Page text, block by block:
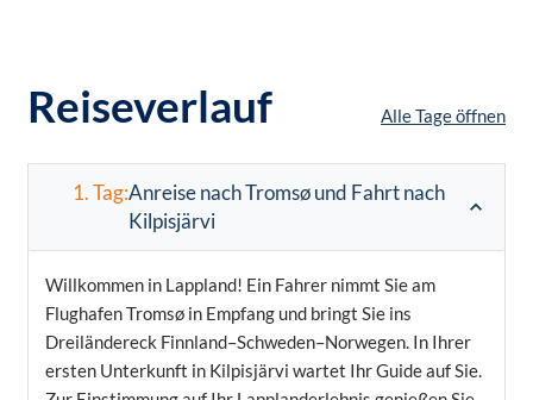
Reiseverlauf Alle Tage öffnen
1. Tag:Anreise nach Tromsø und Fahrt nach
Kilpisjärvi
Willkommen in Lappland! Ein Fahrer nimmt Sie am
Flughafen Tromsø in Empfang und bringt Sie ins
Dreiländereck Finnland–Schweden–Norwegen. In Ihrer
ersten Unterkunft in Kilpisjärvi wartet Ihr Guide auf Sie.